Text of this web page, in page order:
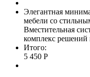
Элегантная
мебели со
Вместительная
комплекс решений
Итого:
5 450 Р